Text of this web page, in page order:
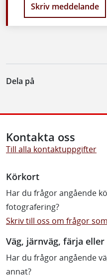
Skriv meddelande
Dela på
Kontakta oss
Till alla kontaktuppgifter
Körkort
Har du frågor angående
fotografering?
Skriv till oss om frågor
Väg, järnväg, färja
Har du frågor angående
annat?